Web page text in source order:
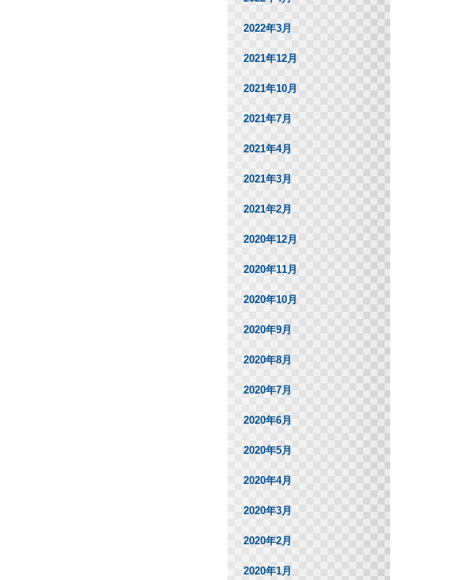
2022年3月
2021年12月
2021年10月
2021年7月
2021年4月
2021年3月
2021年2月
2020年12月
2020年11月
2020年10月
2020年9月
2020年8月
2020年7月
2020年6月
2020年5月
2020年4月
2020年3月
2020年2月
2020年1月